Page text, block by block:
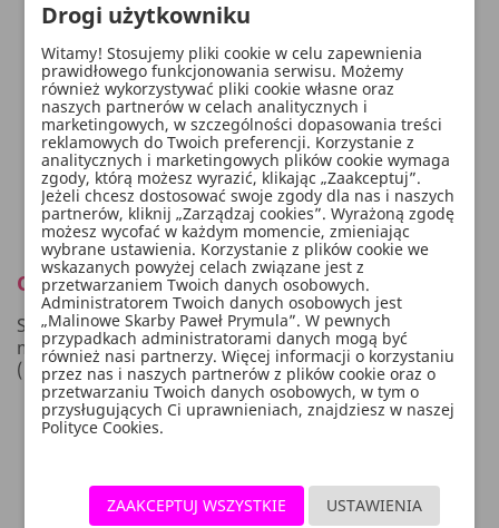
Opis
Satyna gładka w kolorze złotym, wymiary 0,36x9
metrów.
(1 szt. / 9 mb.)
SZYBKA DOSTAWA:
Drogi użytkowniku
Witamy! Stosujemy pliki cookie w celu zapewnienia
prawidłowego funkcjonowania serwisu. Możemy
również wykorzystywać pliki cookie własne oraz
naszych partnerów w celach analitycznych i
marketingowych, w szczególności dopasowania treści
reklamowych do Twoich preferencji. Korzystanie z
analitycznych i marketingowych plików cookie wymaga
zgody, którą możesz wyrazić, klikając „Zaakceptuj”.
Jeżeli chcesz dostosować swoje zgody dla nas i naszych
partnerów, kliknij „Zarządzaj cookies”. Wyrażoną zgodę
możesz wycofać w każdym momencie, zmieniając
wybrane ustawienia. Korzystanie z plików cookie we
wskazanych powyżej celach związane jest z
przetwarzaniem Twoich danych osobowych.
Administratorem Twoich danych osobowych jest
„Malinowe Skarby Paweł Prymula”. W pewnych
przypadkach administratorami danych mogą być
również nasi partnerzy. Więcej informacji o korzystaniu
przez nas i naszych partnerów z plików cookie oraz o
przetwarzaniu Twoich danych osobowych, w tym o
przysługujących Ci uprawnieniach, znajdziesz w naszej
Polityce Cookies.
USTAWIENIA
ZAAKCEPTUJ WSZYSTKIE